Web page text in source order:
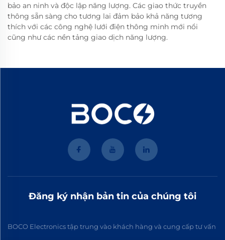
bảo an ninh và độc lập năng lượng. Các giao thức truyền
thông sẵn sàng cho tương lai đảm bảo khả năng tương
thích với các công nghệ lưới điện thông minh mới nổi
cũng như các nền tảng giao dịch năng lượng.
Đăng ký nhận bản tin của chúng tôi
BOCO Electronics tập trung vào khách hàng và cung cấp tư vấn